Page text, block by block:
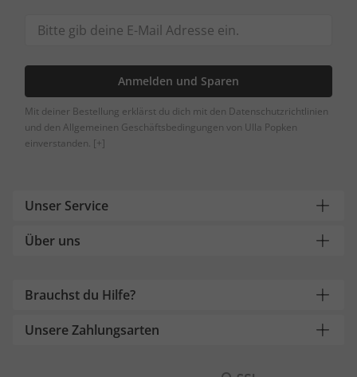
Anmelden und Sparen
Mit deiner Bestellung erklärst du dich mit den Datenschutzrichtlinien
und den Allgemeinen Geschäftsbedingungen von Ulla Popken
einverstanden. [+]
Unser Service
Über uns
Brauchst du Hilfe?
Unsere Zahlungsarten